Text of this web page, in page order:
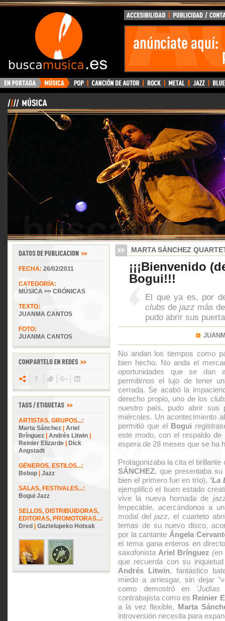
BuscaMusica.es
FECHA: 26/02/2011
CATEGORÍA:
MÚSICA >> CRÓNICAS
TEXTO:
JUANMA CANTOS
FOTO:
JUANMA CANTOS
ARTISTAS, GRUPOS...:
Marta Sánchez
Ariel
Brínguez
Andrés Litwin
Reinier Elizarde
Dick
Angstadt
GÉNEROS, ESTILOS...:
Bebop
Jazz
SALAS, FESTIVALES...:
Bogui Jazz
SELLOS, DISTRIBUIDORAS,
EDITORAS, PROMOTORAS...:
Dred
Gaztelupeko Hotsak
MARTA SÁNCHEZ
¡¡¡Bienvenido
Bogui!!!
El que ya es, por
clubs de jazz más
pudo abrir sus
No andan los tiempos como
bien hecho. No anda el
oportunidades que se dan
permitirnos el lujo de tener
cerrada. Se acabó la
derecho propio, uno de los
nuestro país, pudo abrir sus
miércoles. Un acontecimiento
permitió que el Bogui
este modo, con el respaldo
espera de 28 meses que se ha
Protagonizaba la cita el
SÁNCHEZ, que presentaba
bien el primero fue en trío), 'La
ejemplificó el buen estado
vive la nueva hornada de
Impecable, acercándonos a
modal deljazz, el cuarteto
temas de su nuevo disco,
por la cantante Ángela
el tema gana enteros en
saxofonista Ariel Brínguez (en
que recuerda con su
Andrés Litwin, fantástico
miedo a arriesgar, sin dejar
como demostró en 'Judías
contrabajista como es Reinier
a la vez flexible, Marta
introversión necesita para